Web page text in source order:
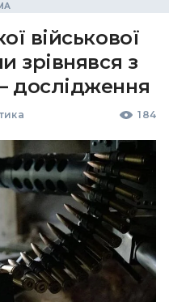
військової
зрівнявся з
дослідження
184